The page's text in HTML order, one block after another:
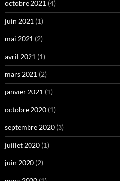
octobre 2021 (4)
juin 2021 (1)
mai 2021 (2)
avril 2021 (1)
mars 2021 (2)
janvier 2021 (1)
octobre 2020 (1)
septembre 2020 (3)
juillet 2020 (1)
juin 2020 (2)